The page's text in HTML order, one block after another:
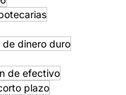
de dinero duro
de efectivo
plazo